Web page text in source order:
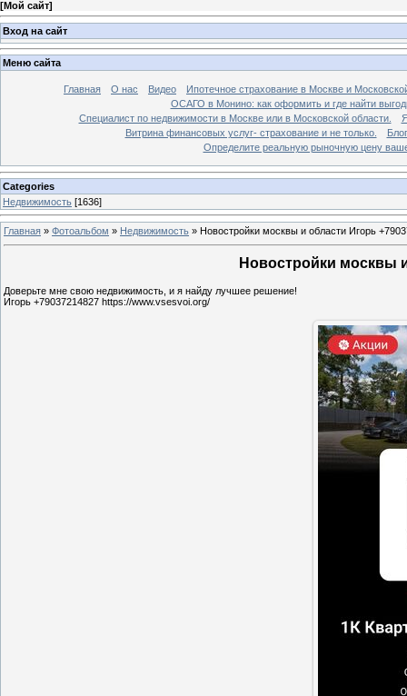
[Мой сайт]
Вход на сайт
Меню сайта
Главная О нас Видео
Ипотечное страхование в Москве и
ОСАГО в Монино: как оформить и где найти
Специалист по недвижимости в Москве или в Московской области.
Витрина финансовых услуг- страхование и не только.
Блог
Определите реальную рыночную цену
Categories
Недвижимость [1636]
Главная » Фотоальбом » Недвижимость » Новостройки москвы и области Игорь
Новостройки москвы
Доверьте мне свою недвижимость, и я найду лучшее решение!
Игорь +79037214827 https://www.vsesvoi.org/